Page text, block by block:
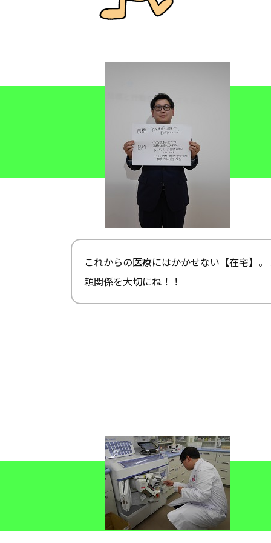
これからの医療にはかかせない【在宅】
頼関係を大切にね！！